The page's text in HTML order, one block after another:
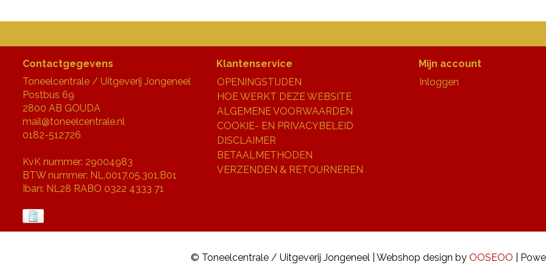
Contactgegevens
Toneelcentrale / Uitgeverij Jongeneel
Postbus 69
2800 AB GOUDA
mail@toneelcentrale.nl
0182-512726
KvK nummer: 29004983
BTW nummer: NL.0017.05.301.B01
Iban: NL28 RABO 0322 4333 71
Klantenservice
OPENINGSTIJDEN
HOE WERKT DEZE WEBSITE
ALGEMENE VOORWAARDEN
COOKIE- EN PRIVACYBELEID
DISCLAIMER
BETAALMETHODEN
VERZENDEN & RETOURNEREN
Mijn account
Inloggen
© Toneelcentrale / Uitgeverij Jongeneel | Webshop design by OOSEOO |